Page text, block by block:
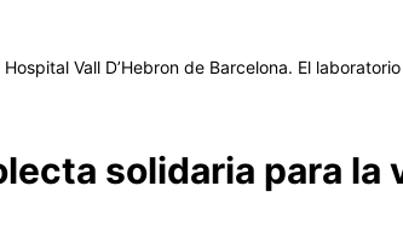
Vall D’Hebron de Barcelona. El
solidaria para la